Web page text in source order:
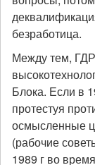
безработица.
Между тем,
Блока. Если в
протестуя
осмысленные
(рабочие
1989 г во